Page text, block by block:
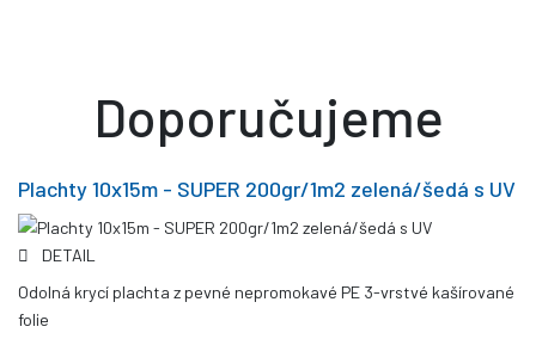
Doporučujeme
Plachty 10x15m - SUPER 200gr/1m2 zelená/šedá s UV
DETAIL
Odolná krycí plachta z pevné nepromokavé PE 3-vrstvé kašírované
folie